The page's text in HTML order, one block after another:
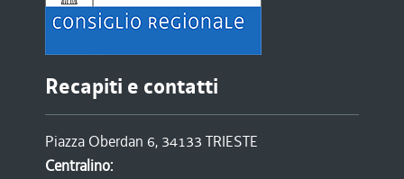
Recapiti e contatti
Piazza Oberdan 6, 34133 TRIESTE
Centralino: